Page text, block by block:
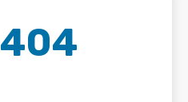
404